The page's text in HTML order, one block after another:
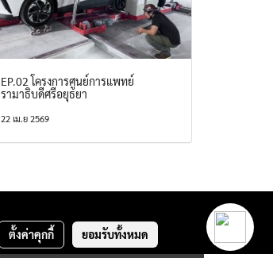
EP.02 โครงการศูนย์การแพทย์
รามาธิบดีศรีอยุธยา
22 เม.ย 2569
ตั้งค่าคุกกี้ ยอมรับทั้งหมด